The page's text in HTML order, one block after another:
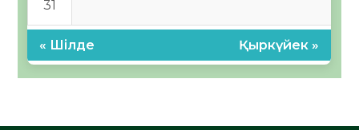
31
« Шілде Қыркүйек »